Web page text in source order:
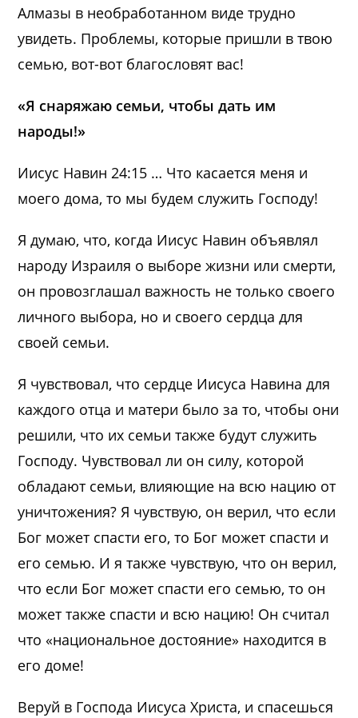
Алмазы в необработанном виде трудно
увидеть. Проблемы, которые пришли в твою
семью, вот-вот благословят вас!
«Я снаряжаю семьи, чтобы дать им
народы!»
Иисус Навин 24:15 … Что касается меня и
моего дома, то мы будем служить Господу!
Я думаю, что, когда Иисус Навин объявлял
народу Израиля о выборе жизни или смерти,
он провозглашал важность не только своего
личного выбора, но и своего сердца для
своей семьи.
Я чувствовал, что сердце Иисуса Навина для
каждого отца и матери было за то, чтобы они
решили, что их семьи также будут служить
Господу. Чувствовал ли он силу, которой
обладают семьи, влияющие на всю нацию от
уничтожения? Я чувствую, он верил, что если
Бог может спасти его, то Бог может спасти и
его семью. И я также чувствую, что он верил,
что если Бог может спасти его семью, то он
может также спасти и всю нацию! Он считал
что «национальное достояние» находится в
его доме!
Веруй в Господа Иисуса Христа, и спасешься